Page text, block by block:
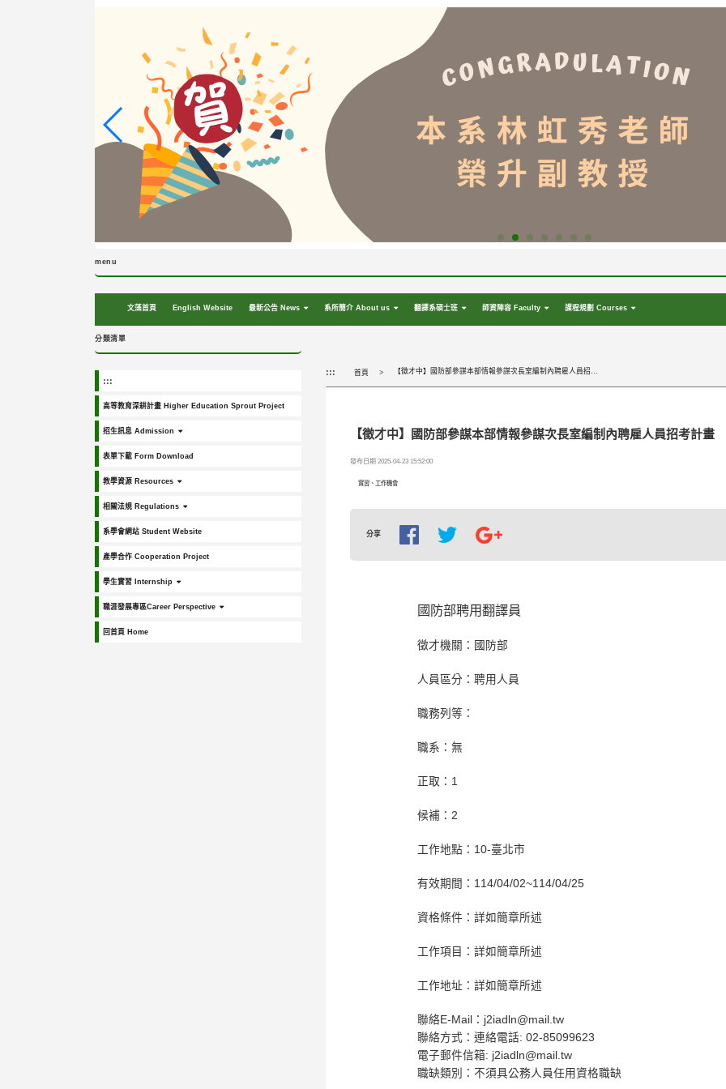
menu
文藻首頁 English Website 最新公告 News 系所簡介 About us 翻譯系碩士班 師資陣容 Faculty 課程規劃 Courses
分類清單
:::
高等教育深耕計畫 Higher Education Sprout Project
招生訊息 Admission
表單下載 Form Download
教學資源 Resources
相關法規 Regulations
系學會網站 Student Website
產學合作 Cooperation Project
學生實習 Internship
職涯發展專區Career Perspective
回首頁 Home
::: 首頁 【徵才中】國防部參謀本部情報參謀次長室編制內聘雇人員招考計畫
【徵才中】國防部參謀本部情報參謀次長室編制內聘雇人員招考計畫
發布日期 2025-04-23 15:52:00
實習、工作機會
分享
國防部聘用翻譯員
徵才機關：國防部
人員區分：聘用人員
職務列等：
職系：無
正取：1
候補：2
工作地點：10-臺北市
有效期間：114/04/02~114/04/25
資格條件：詳如簡章所述
工作項目：詳如簡章所述
工作地址：詳如簡章所述
聯絡E-Mail：j2iadln@mail.tw
聯絡方式：連絡電話: 02-85099623
電子郵件信箱: j2iadln@mail.tw
職缺類別：不須具公務人員任用資格職缺